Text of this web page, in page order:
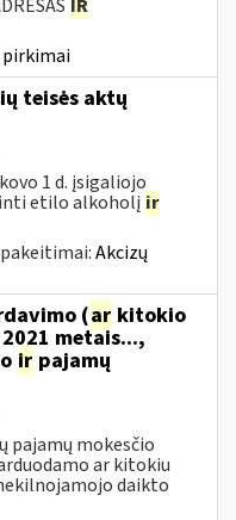
IR
pirkimai
teisės aktų
1 d. įsigaliojo
etilo alkoholį ir
Akcizų
(ar kitokio
metais...,
ir pajamų
pajamų mokesčio
ar kitokiu
daikto